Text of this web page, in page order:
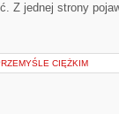
Z jednej strony
CIĘŻKIM